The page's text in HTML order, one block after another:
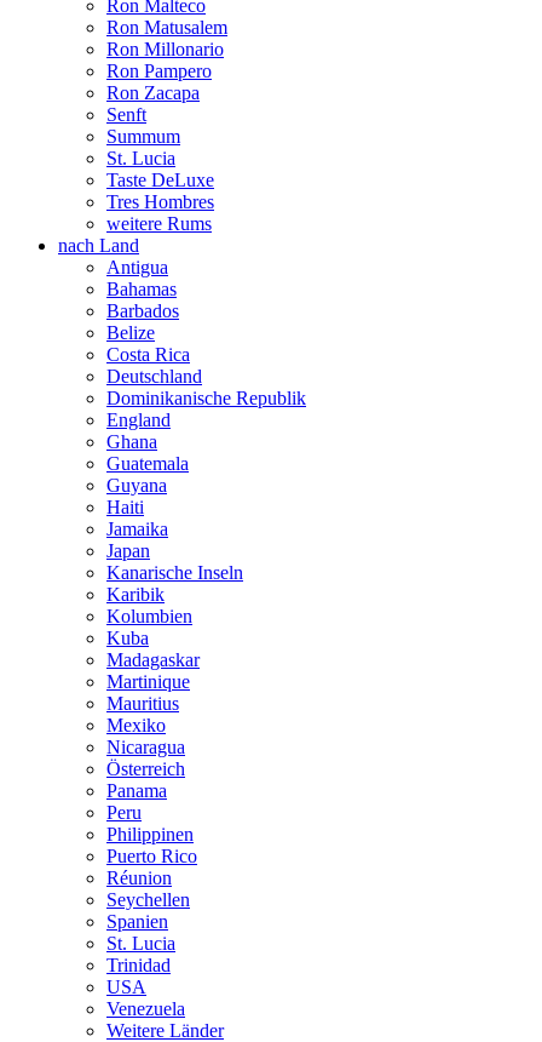
Ron Malteco
Ron Matusalem
Ron Millonario
Ron Pampero
Ron Zacapa
Senft
Summum
St. Lucia
Taste DeLuxe
Tres Hombres
weitere Rums
nach Land
Antigua
Bahamas
Barbados
Belize
Costa Rica
Deutschland
Dominikanische Republik
England
Ghana
Guatemala
Guyana
Haiti
Jamaika
Japan
Kanarische Inseln
Karibik
Kolumbien
Kuba
Madagaskar
Martinique
Mauritius
Mexiko
Nicaragua
Österreich
Panama
Peru
Philippinen
Puerto Rico
Réunion
Seychellen
Spanien
St. Lucia
Trinidad
USA
Venezuela
Weitere Länder